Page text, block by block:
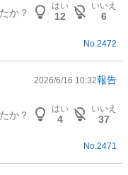
か？
はい
12
いいえ
6
No. 2472
2026/6/16 10:32報告
か？
はい
4
いいえ
37
No.2471